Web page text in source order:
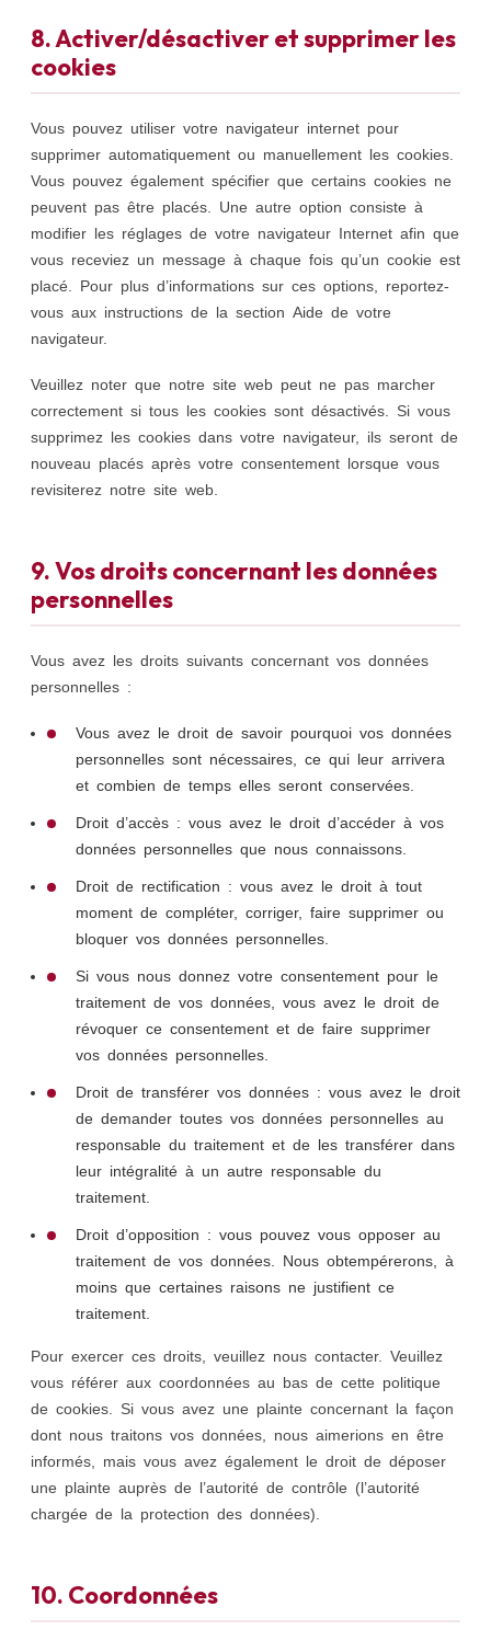
8. Activer/désactiver et supprimer les
cookies
Vous pouvez utiliser votre navigateur internet pour
supprimer automatiquement ou manuellement les cookies.
Vous pouvez également spécifier que certains cookies ne
peuvent pas être placés. Une autre option consiste à
modifier les réglages de votre navigateur Internet afin que
vous receviez un message à chaque fois qu’un cookie est
placé. Pour plus d’informations sur ces options, reportez-
vous aux instructions de la section Aide de votre
navigateur.
Veuillez noter que notre site web peut ne pas marcher
correctement si tous les cookies sont désactivés. Si vous
supprimez les cookies dans votre navigateur, ils seront de
nouveau placés après votre consentement lorsque vous
revisiterez notre site web.
9. Vos droits concernant les données
personnelles
Vous avez les droits suivants concernant vos données
personnelles :
Vous avez le droit de savoir pourquoi vos données
personnelles sont nécessaires, ce qui leur arrivera
et combien de temps elles seront conservées.
Droit d’accès : vous avez le droit d’accéder à vos
données personnelles que nous connaissons.
Droit de rectification : vous avez le droit à tout
moment de compléter, corriger, faire supprimer ou
bloquer vos données personnelles.
Si vous nous donnez votre consentement pour le
traitement de vos données, vous avez le droit de
révoquer ce consentement et de faire supprimer
vos données personnelles.
Droit de transférer vos données : vous avez le droit
de demander toutes vos données personnelles au
responsable du traitement et de les transférer dans
leur intégralité à un autre responsable du
traitement.
Droit d’opposition : vous pouvez vous opposer au
traitement de vos données. Nous obtempérerons, à
moins que certaines raisons ne justifient ce
traitement.
Pour exercer ces droits, veuillez nous contacter. Veuillez
vous référer aux coordonnées au bas de cette politique
de cookies. Si vous avez une plainte concernant la façon
dont nous traitons vos données, nous aimerions en être
informés, mais vous avez également le droit de déposer
une plainte auprès de l’autorité de contrôle (l’autorité
chargée de la protection des données).
10. Coordonnées